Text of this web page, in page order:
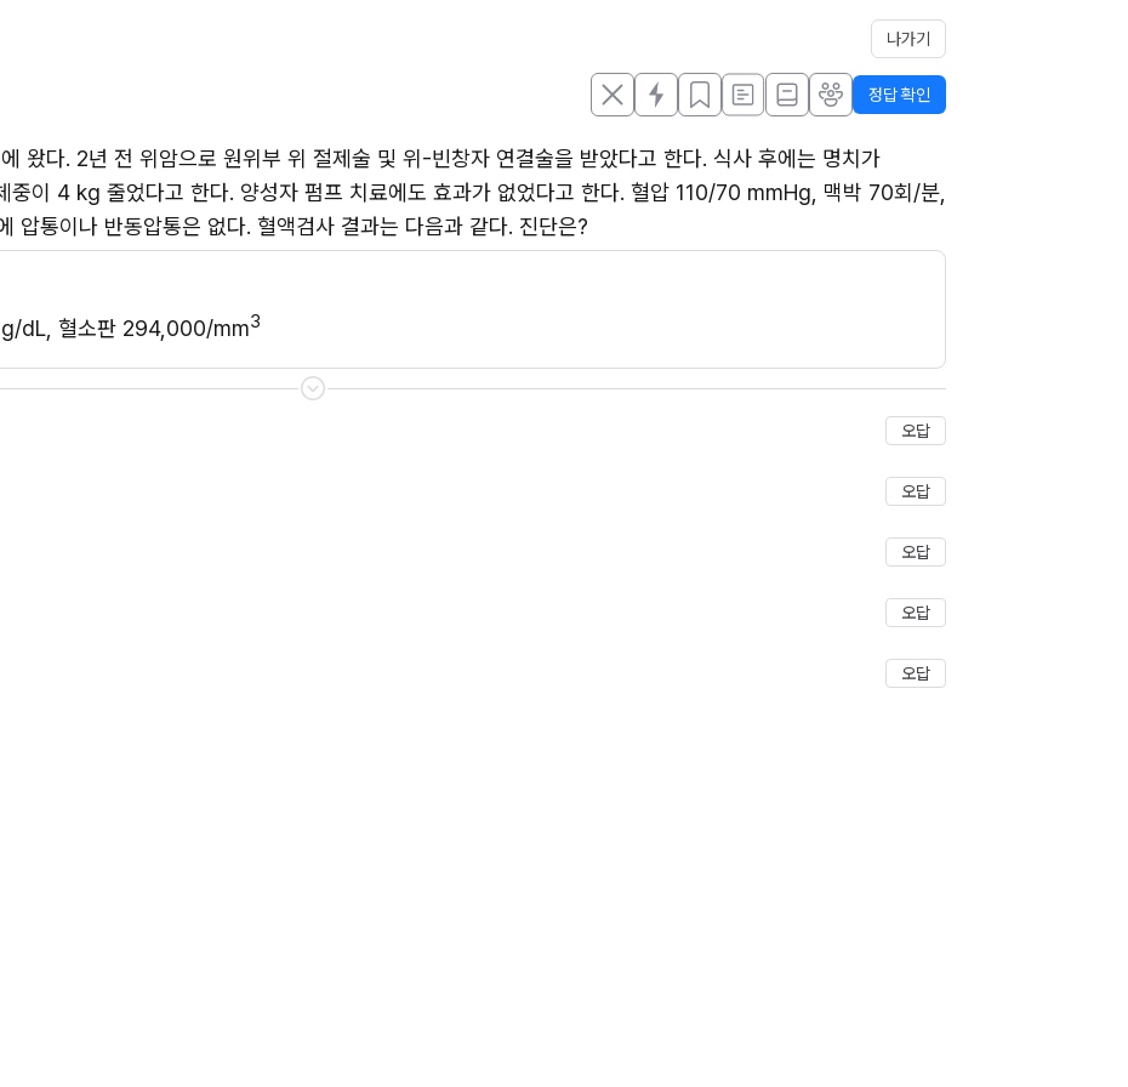
나가기
정답 확인
왔다. 2년 전 위암으로 원위부 위 절제술 및 위-빈창자 연결술을 받았다고 한다. 식사 후에는 명치가
중이 4 kg 줄었다고 한다. 양성자 펌프 치료에도 효과가 없었다고 한다. 혈압 110/70 mmHg, 맥박 70회/분,
통이나 반동압통은 없다. 혈액검사 결과는 다음과 같다. 진단은?
g/dL, 혈소판 294,000/mm3
저장
오답
오답
오답
오답
오답